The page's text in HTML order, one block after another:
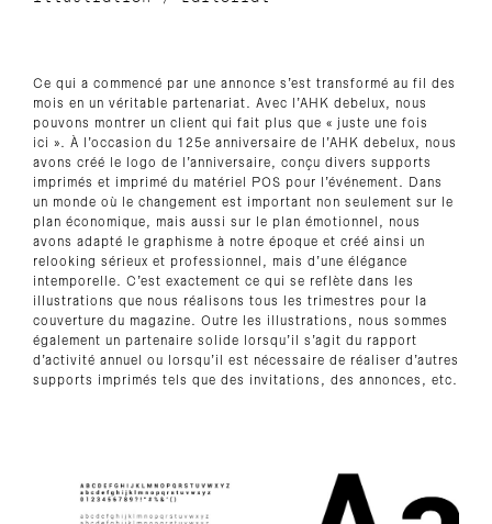
Ce qui a commencé par une annonce s’est transformé au fil des
mois en un véritable partenariat. Avec l’AHK debelux, nous
pouvons montrer un client qui fait plus que « juste une fois
ici ». À l’occasion du 125e anniversaire de l’AHK debelux, nous
avons créé le logo de l’anniversaire, conçu divers supports
imprimés et imprimé du matériel POS pour l’événement. Dans
un monde où le changement est important non seulement sur le
plan économique, mais aussi sur le plan émotionnel, nous
avons adapté le graphisme à notre époque et créé ainsi un
relooking sérieux et professionnel, mais d’une élégance
intemporelle. C’est exactement ce qui se reflète dans les
illustrations que nous réalisons tous les trimestres pour la
couverture du magazine. Outre les illustrations, nous sommes
également un partenaire solide lorsqu’il s’agit du rapport
d’activité annuel ou lorsqu’il est nécessaire de réaliser d’autres
supports imprimés tels que des invitations, des annonces, etc.